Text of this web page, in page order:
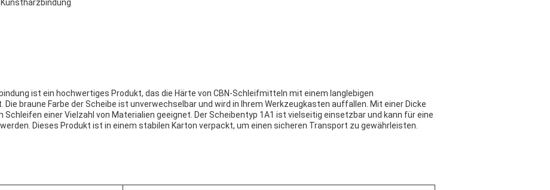
ist ein hochwertiges Produkt, das die Härte von CBN-Schleifmitteln mit einem langlebigen
braune Farbe der Scheibe ist unverwechselbar und wird in Ihrem Werkzeugkasten auffallen. Mit einer Dicke
einer Vielzahl von Materialien geeignet. Der Scheibentyp 1A1 ist vielseitig einsetzbar und kann für eine
Dieses Produkt ist in einem stabilen Karton verpackt, um einen sicheren Transport zu gewährleisten.